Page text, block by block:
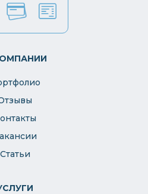
Статьи